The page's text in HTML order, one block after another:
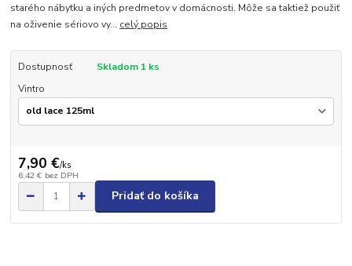
starého nábytku a iných predmetov v domácnosti. Môže sa taktiež použiť
na oživenie sériovo vy... celý popis
Dostupnosť
Skladom 1 ks
Vintro
7,90 €/ks
6,42 € bez DPH
Pridať do košíka